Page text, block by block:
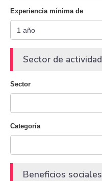
Experiencia mínima de
Sector de actividad
Sector
Categoría
Beneficios sociales